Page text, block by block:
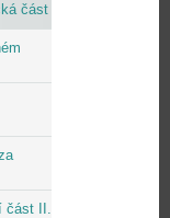
část
část II.